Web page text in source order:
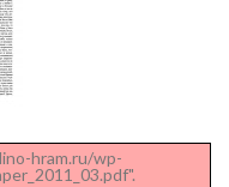
hram.ru/wp-